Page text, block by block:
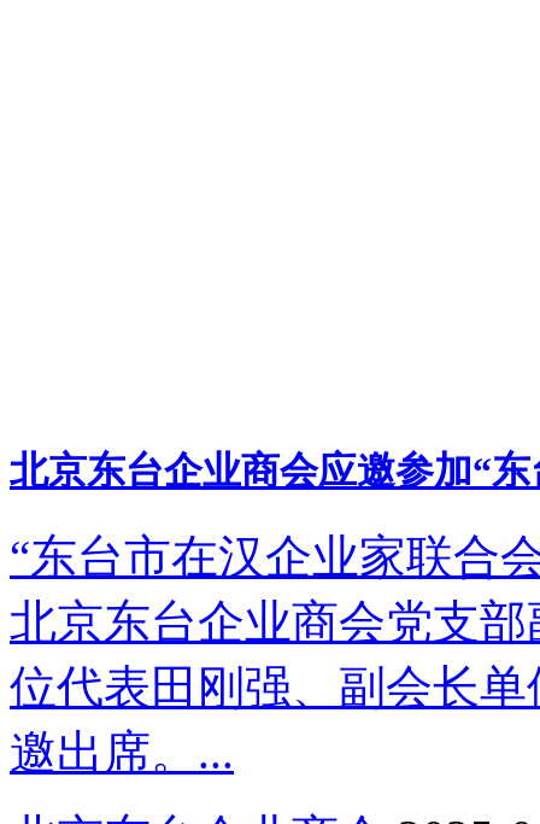
北京东台企业商会应邀参加“
“东台市在汉企业家联合
北京东台企业商会党支
位代表田刚强、副会长
邀出席。...